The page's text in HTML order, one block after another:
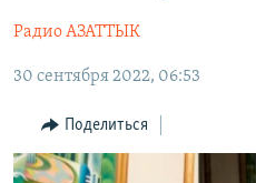
Вернутся
ЎЗБЕКЧА
ТОҶИКӢ
TÜRKMENÇE
ПОДПИШИТЕСЬ НА НАС В СОЦСЕТЯХ
Все сайты РСЕ/РС
Радио АЗАТТЫК
30 сентября 2022, 06:53
Поделиться